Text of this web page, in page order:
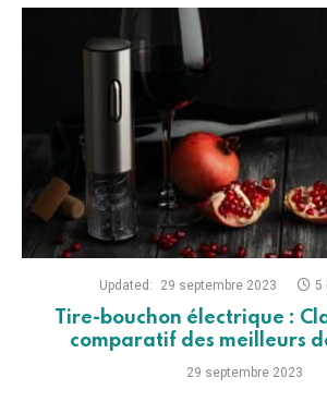
Updated: 29 septembre 2023 5
Tire-bouchon électrique :
comparatif des meilleurs
29 septembre 2023